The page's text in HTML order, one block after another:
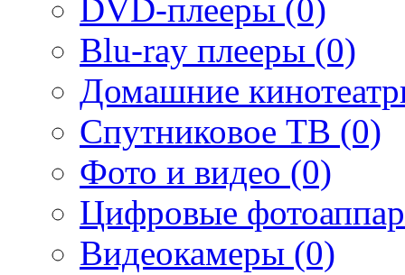
DVD-плееры (0)
Blu-ray плееры (0)
Домашние
Спутниковое ТВ (0)
Фото и видео (0)
Цифровые
Видеокамеры (0)